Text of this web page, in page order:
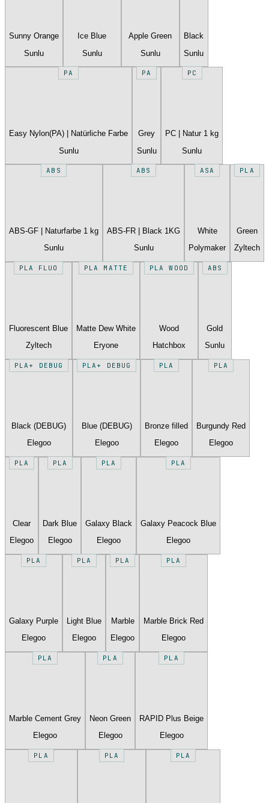
Sunny Orange
Sunlu
Ice Blue
Sunlu
Apple Green
Sunlu
Black
Sunlu
PA
Easy Nylon(PA) | Natürliche Farbe
Sunlu
PA
Grey
Sunlu
PC
PC | Natur 1 kg
Sunlu
ABS
ABS-GF | Naturfarbe 1 kg
Sunlu
ABS
ABS-FR | Black 1KG
Sunlu
ASA
White
Polymaker
PLA
Green
Zyltech
PLA FLUO
Fluorescent Blue
Zyltech
PLA MATTE
Matte Dew White
Eryone
PLA WOOD
Wood
Hatchbox
ABS
Gold
Sunlu
PLA+ DEBUG
Black (DEBUG)
Elegoo
PLA+ DEBUG
Blue (DEBUG)
Elegoo
PLA
Bronze filled
Elegoo
PLA
Burgundy Red
Elegoo
PLA
Clear
Elegoo
PLA
Dark Blue
Elegoo
PLA
Galaxy Black
Elegoo
PLA
Galaxy Peacock Blue
Elegoo
PLA
Galaxy Purple
Elegoo
PLA
Light Blue
Elegoo
PLA
Marble
Elegoo
PLA
Marble Brick Red
Elegoo
PLA
Marble Cement Grey
Elegoo
PLA
Neon Green
Elegoo
PLA
RAPID Plus Beige
Elegoo
PLA PLA PLA